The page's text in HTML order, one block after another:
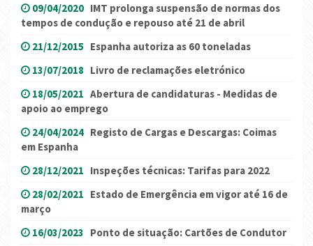
09/04/2020 IMT prolonga suspensão de normas dos
tempos de condução e repouso até 21 de abril
21/12/2015 Espanha autoriza as 60 toneladas
13/07/2018 Livro de reclamações eletrónico
18/05/2021 Abertura de candidaturas - Medidas de
apoio ao emprego
24/04/2024 Registo de Cargas e Descargas: Coimas
em Espanha
28/12/2021 Inspeções técnicas: Tarifas para 2022
28/02/2021 Estado de Emergência em vigor até 16 de
março
16/03/2023 Ponto de situação: Cartões de Condutor